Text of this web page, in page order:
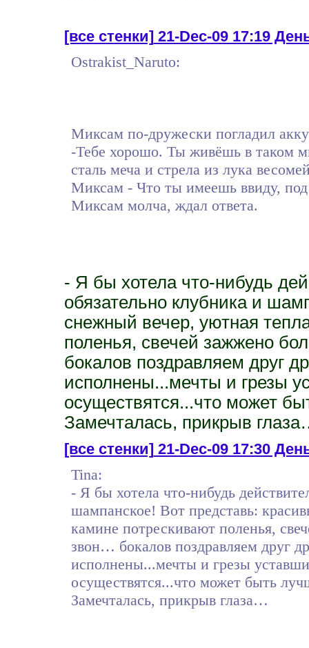
[все стенки]21-Dec-09 17:19
Ostrakist_Naruto:
Миксам по-дружески погладил
-Тебе хорошо. Ты живёшь в таком
сталь меча и стрела из лука
Миксам - Что ты имеешь ввиду, под
Миксам молча, ждал ответа.
- Я бы хотела что-нибудь
обязательно клубника и
снежный вечер, уютная
поленья, свечей зажжено
бокалов поздравляем друг
исполнены...мечты и грезы
осуществятся...что может
Замечталась, прикрыв
[все стенки]21-Dec-09 17:30
Tina:
- Я бы хотела что-нибудь
шампанское! Вот представь:
камине потрескивают поленья,
звон… бокалов поздравляем друг
исполнены...мечты и грезы
осуществятся...что может быть
Замечталась, прикрыв глаза…